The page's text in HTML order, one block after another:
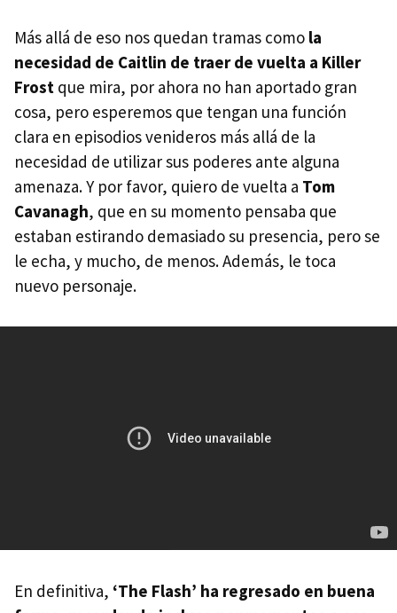
Más allá de eso nos quedan tramas como la
necesidad de Caitlin de traer de vuelta a Killer
Frost que mira, por ahora no han aportado gran
cosa, pero esperemos que tengan una función
clara en episodios venideros más allá de la
necesidad de utilizar sus poderes ante alguna
amenaza. Y por favor, quiero de vuelta a Tom
Cavanagh, que en su momento pensaba que
estaban estirando demasiado su presencia, pero se
le echa, y mucho, de menos. Además, le toca
nuevo personaje.
En definitiva, ‘The Flash’ ha regresado en buena